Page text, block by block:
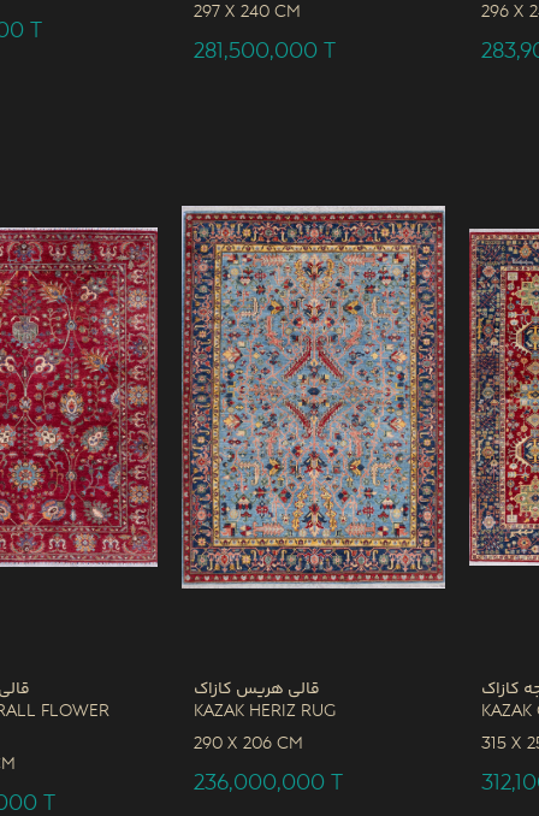
T
297 x 240 CM
281,500,000 T
296 x
Flower
T
قالی هریس کازاک
Kazak Heriz Rug
290 x 206 CM
236,000,000 T
کازاک
315 x